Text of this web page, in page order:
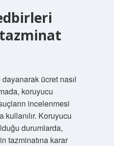
ücret nasıl
koruyucu
incelenmesi
kullanılır. Koruyucu
durumlarda,
tazminatına karar